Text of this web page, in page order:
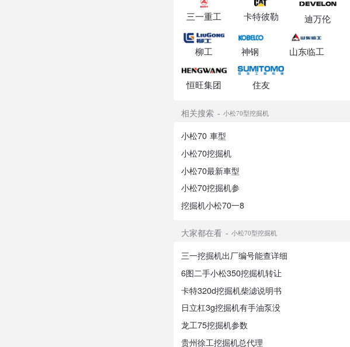
三一重工 卡特彼勒 迪万伦
柳工 神钢 山东临工
恒旺集团 住友
相关搜索 小松70型挖掘机
小松70 車型
小松70挖掘机
小松70最新車型
小松70挖掘机参
挖掘机小松70一8
大家都在看 小松70型挖掘机
三一挖掘机出厂编号能查详细
6图二手小松350挖掘机转让
卡特320d挖掘机柴滤说明书
日立杠3g挖掘机有手油泵没
龙工75挖掘机参数
贵州徐工挖掘机总代理